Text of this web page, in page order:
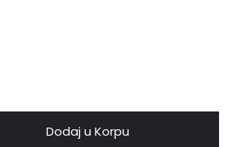
Dodaj u Korpu